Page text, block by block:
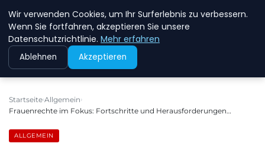
NEW ENERGY JOBS
Startseite Allgemein
Frauenrechte im Fokus: Fortschritte und Herausforderungen…
ALLGEMEIN
Wir verwenden Cookies, um Ihr Surferlebnis zu verbessern.
Wenn Sie fortfahren, akzeptieren Sie unsere
Datenschutzrichtlinie. Mehr erfahren
Ablehnen Akzeptieren